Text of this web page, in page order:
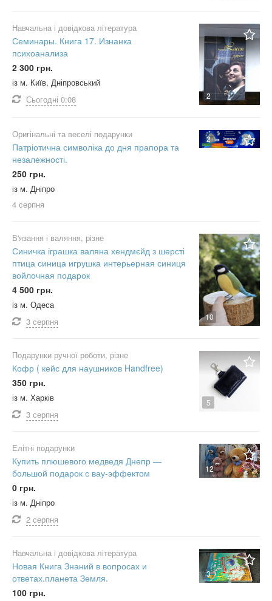
2
Навчальна і довідкова література
Семинары. Книга 17. Изнанка
психоанализа
2 300 грн.
із м. Київ, Дніпровський
Сьогодні 0:08
2
Оригінальні та веселі подарунки
Патріотична символіка до дня прапора та
незалежності.
250 грн.
із м. Дніпро
4 серпня
10
В'язання і валяння, різне
Синичка іграшка валяна хендмєйд з шерсті
птица синица игрушка интерьерная синиця
войлочная подарок
4 500 грн.
із м. Одеса
3 серпня
5
Подарунки ручної роботи, різне
Кофр ( кейс для наушников Handfree)
350 грн.
із м. Харків
3 серпня
12
Елітні подарунки
Купить плюшевого медведя Днепр —
большой подарок с вау-эффектом
0 грн.
із м. Дніпро
2 серпня
3
Навчальна і довідкова література
Новая Книга Знаний в вопросах и
ответах.планета Земля.
100 грн.